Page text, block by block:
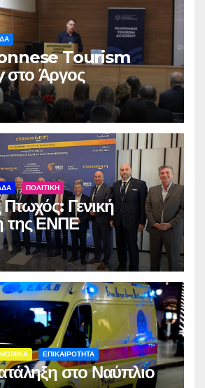
Tourism
Άργος
ΠΟΛΙΤΙΚΗ
Γενική
της ΕΝΠΕ
ΕΠΙΚΑΙΡΟΤΗΤΑ
στο Ναύπλιο